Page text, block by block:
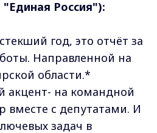
Россия"):
год, это отчёт за
Направленной на
области.*
акцент- на командной
вместе с депутатами. И
задач в